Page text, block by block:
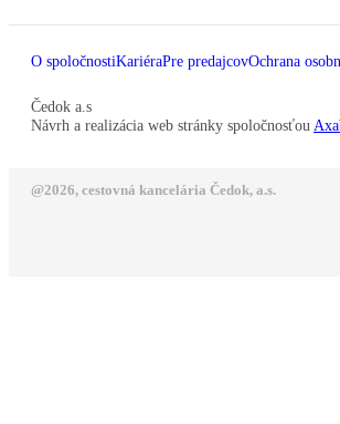
O spoločnostiKariéraPre predajcovOchrana
Čedok a.s
Návrh a realizácia web stránky spoločnosťou
@2026, cestovná kancelária Čedok, a.s.